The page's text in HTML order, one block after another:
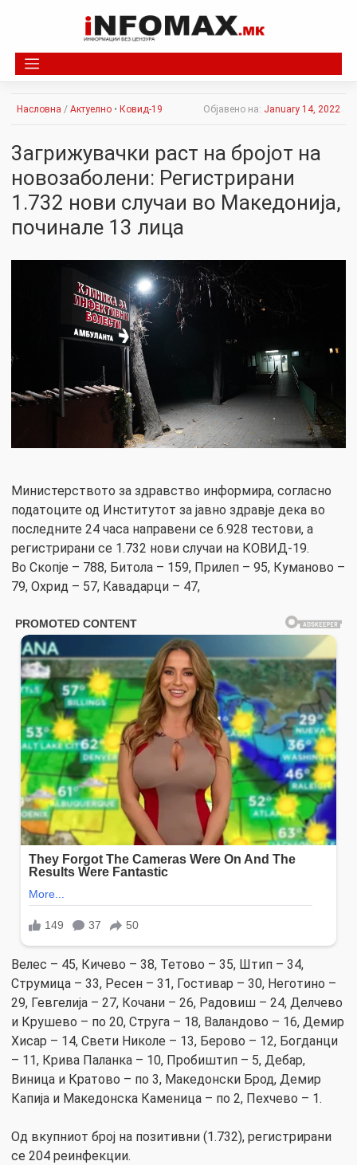
Насловна / Актуелно • Ковид-19 Објавено на: January 14, 2022
3aгрижувачки раст на бројот на
новозаболени: Регистрирани
1.732 нови случаи во Мaкедонија,
починале 13 лица
Министерството за здравство информира, согласно
податоците од Институтот за јавно здравје дека во
последните 24 часа направени се 6.928 тестови, а
регистрирани се 1.732 нови случаи на КОВИД-19.
Во Скопје – 788, Битола – 159, Прилеп – 95, Куманово –
79, Охрид – 57, Кавадарци – 47,
Велес – 45, Кичево – 38, Тетово – 35, Штип – 34,
Струмица – 33, Ресен – 31, Гостивар – 30, Неготино –
29, Гевгелија – 27, Кочани – 26, Радовиш – 24, Делчево
и Крушево – по 20, Струга – 18, Валандово – 16, Демир
Хисар – 14, Свети Николе – 13, Берово – 12, Богданци
– 11, Крива Паланка – 10, Пробиштип – 5, Дебар,
Виница и Кратово – по 3, Македонски Брод, Демир
Капија и Македонска Каменица – по 2, Пехчево – 1.
Од вкупниот број на позитивни (1.732), регистрирани
се 204 реинфекции.